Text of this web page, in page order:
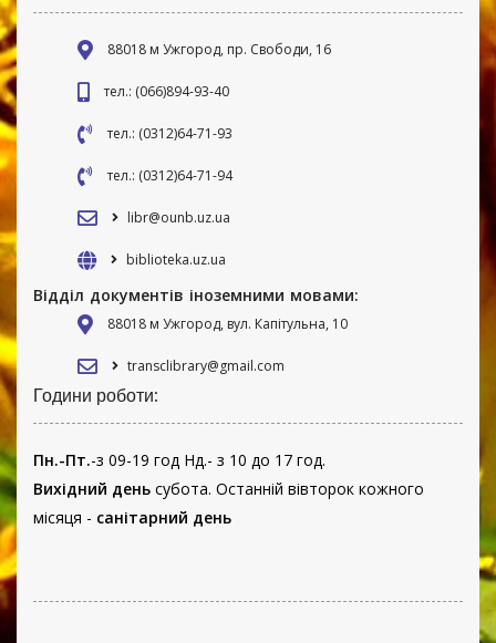
88018 м Ужгород, пр. Свободи, 16
тел.: (066)894-93-40
тел.: (0312)64-71-93
тел.: (0312)64-71-94
libr@ounb.uz.ua
biblioteka.uz.ua
Відділ документів іноземними мовами:
88018 м Ужгород, вул. Капітульна, 10
transclibrary@gmail.com
Години роботи:
Пн.-Пт.-з 09-19 год Нд.- з 10 до 17 год.
Вихідний день субота. Останній вівторок кожного
місяця - санітарний день